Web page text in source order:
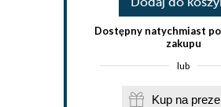
Dostępny natychmiast po
zakupu
lub
Kup na